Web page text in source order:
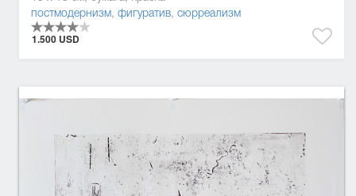
постмодернизм, фигуратив, сюрреализм
1.500 USD